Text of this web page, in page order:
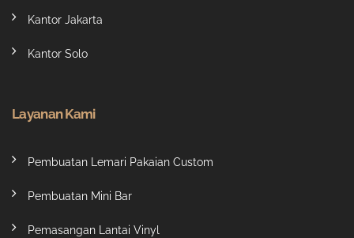
Kantor Jakarta
Kantor Solo
Layanan Kami
Pembuatan Lemari Pakaian Custom
Pembuatan Mini Bar
Pemasangan Lantai Vinyl